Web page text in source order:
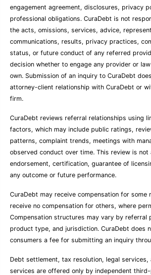
engagement agreement, disclosures, privacy
professional obligations. CuraDebt is not
the acts, omissions, services, advice,
communications, results, privacy practices,
status, or future conduct of any referred
decision whether to engage any provider or
own. Submission of an inquiry to CuraDebt
attorney-client relationship with CuraDebt or
firm.
CuraDebt reviews referral relationships using
factors, which may include public ratings,
patterns, complaint trends, meetings with
observed conduct over time. This review is not
endorsement, certification, guarantee of
any outcome or future performance.
CuraDebt may receive compensation for some
receive no compensation for others, where
Compensation structures may vary by referral
product type, and jurisdiction. CuraDebt does
consumers a fee for submitting an inquiry
Debt settlement, tax resolution, legal services,
services are offered only by independent